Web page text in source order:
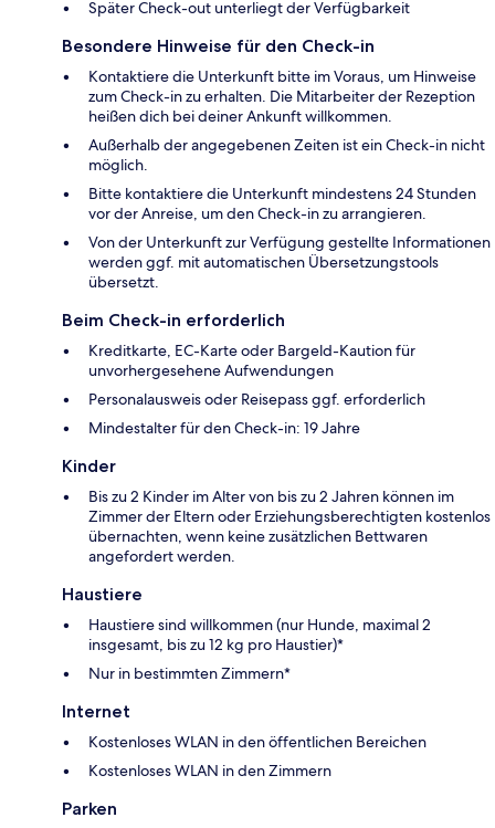
Später Check-out unterliegt der Verfügbarkeit
Besondere Hinweise für den Check-in
Kontaktiere die Unterkunft bitte im Voraus, um Hinweise
zum Check-in zu erhalten. Die Mitarbeiter der Rezeption
heißen dich bei deiner Ankunft willkommen.
Außerhalb der angegebenen Zeiten ist ein Check-in nicht
möglich.
Bitte kontaktiere die Unterkunft mindestens 24 Stunden
vor der Anreise, um den Check-in zu arrangieren.
Von der Unterkunft zur Verfügung gestellte Informationen
werden ggf. mit automatischen Übersetzungstools
übersetzt.
Beim Check-in erforderlich
Kreditkarte, EC-Karte oder Bargeld-Kaution für
unvorhergesehene Aufwendungen
Personalausweis oder Reisepass ggf. erforderlich
Mindestalter für den Check-in: 19 Jahre
Kinder
Bis zu 2 Kinder im Alter von bis zu 2 Jahren können im
Zimmer der Eltern oder Erziehungsberechtigten kostenlos
übernachten, wenn keine zusätzlichen Bettwaren
angefordert werden.
Haustiere
Haustiere sind willkommen (nur Hunde, maximal 2
insgesamt, bis zu 12 kg pro Haustier)*
Nur in bestimmten Zimmern*
Internet
Kostenloses WLAN in den öffentlichen Bereichen
Kostenloses WLAN in den Zimmern
Parken